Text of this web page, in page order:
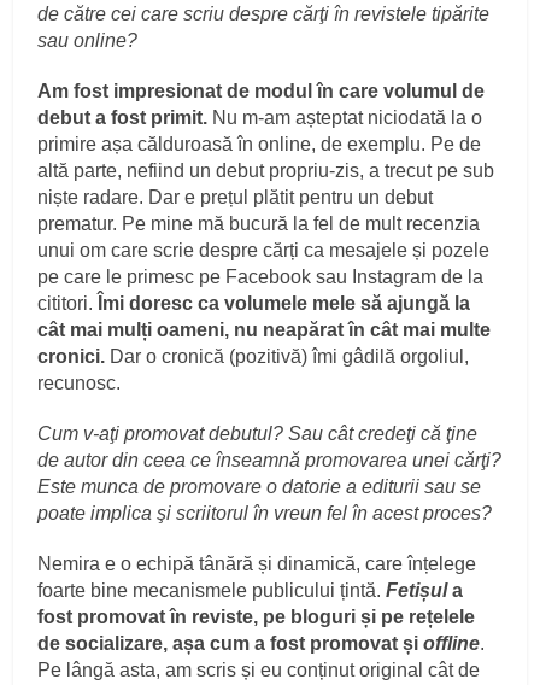
de către cei care scriu despre cărţi în revistele tipărite
sau online?
Am fost impresionat de modul în care volumul de
debut a fost primit. Nu m-am așteptat niciodată la o
primire așa călduroasă în online, de exemplu. Pe de
altă parte, nefiind un debut propriu-zis, a trecut pe sub
niște radare. Dar e prețul plătit pentru un debut
prematur. Pe mine mă bucură la fel de mult recenzia
unui om care scrie despre cărți ca mesajele și pozele
pe care le primesc pe Facebook sau Instagram de la
cititori. Îmi doresc ca volumele mele să ajungă la
cât mai mulți oameni, nu neapărat în cât mai multe
cronici. Dar o cronică (pozitivă) îmi gâdilă orgoliul,
recunosc.
Cum v-aţi promovat debutul? Sau cât credeţi că ţine
de autor din ceea ce înseamnă promovarea unei cărţi?
Este munca de promovare o datorie a editurii sau se
poate implica şi scriitorul în vreun fel în acest proces?
Nemira e o echipă tânără și dinamică, care înțelege
foarte bine mecanismele publicului țintă.Fetișula
fost promovat în reviste, pe bloguri și pe rețelele
de socializare, așa cum a fost promovat șioffline.
Pe lângă asta, am scris și eu conținut original cât de